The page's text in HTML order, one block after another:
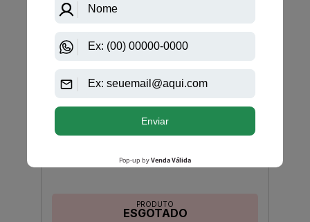
Azzaro Pour Elle de Azzaro Eau de Parfum
PRODUTO
ESGOTADO